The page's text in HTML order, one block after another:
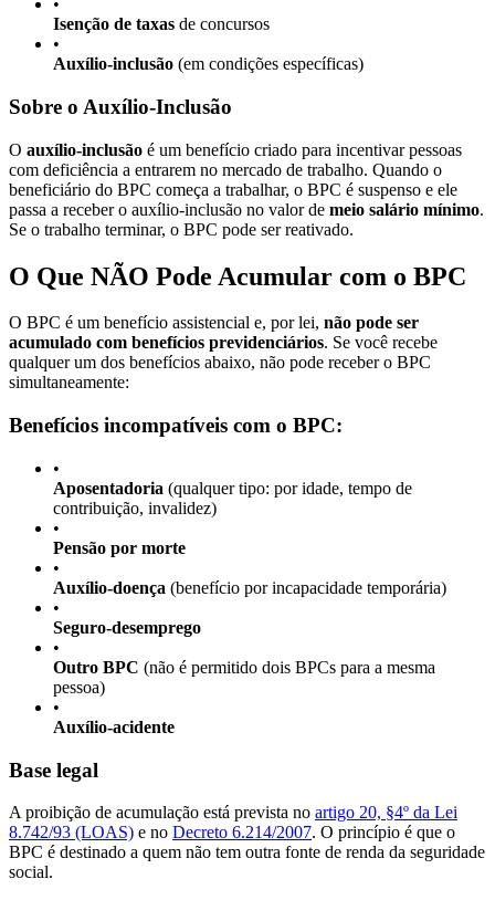
•
Isenção de taxas de concursos
•
Auxílio-inclusão (em condições específicas)
Sobre o Auxílio-Inclusão
O auxílio-inclusão é um benefício criado para incentivar pessoas
com deficiência a entrarem no mercado de trabalho. Quando o
beneficiário do BPC começa a trabalhar, o BPC é suspenso e ele
passa a receber o auxílio-inclusão no valor de meio salário mínimo.
Se o trabalho terminar, o BPC pode ser reativado.
O Que NÃO Pode Acumular com o BPC
O BPC é um benefício assistencial e, por lei, não pode ser
acumulado com benefícios previdenciários. Se você recebe
qualquer um dos benefícios abaixo, não pode receber o BPC
simultaneamente:
Benefícios incompatíveis com o BPC:
•
Aposentadoria (qualquer tipo: por idade, tempo de
contribuição, invalidez)
•
Pensão por morte
•
Auxílio-doença (benefício por incapacidade temporária)
•
Seguro-desemprego
•
Outro BPC (não é permitido dois BPCs para a mesma
pessoa)
•
Auxílio-acidente
Base legal
A proibição de acumulação está prevista no artigo 20, §4º da Lei
8.742/93 (LOAS) e no Decreto 6.214/2007. O princípio é que o
BPC é destinado a quem não tem outra fonte de renda da seguridade
social.